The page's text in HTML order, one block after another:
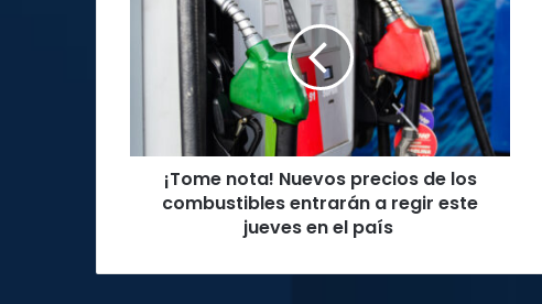
Nuevos
precios
combustibles
entrarán
a
el
¡Tome nota! Nuevos precios de los
combustibles entrarán a regir este
jueves en el país